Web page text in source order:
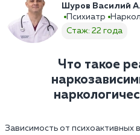
Шуров Василий
Психиатр
Стаж: 22 года
Что такое
Зависимость от